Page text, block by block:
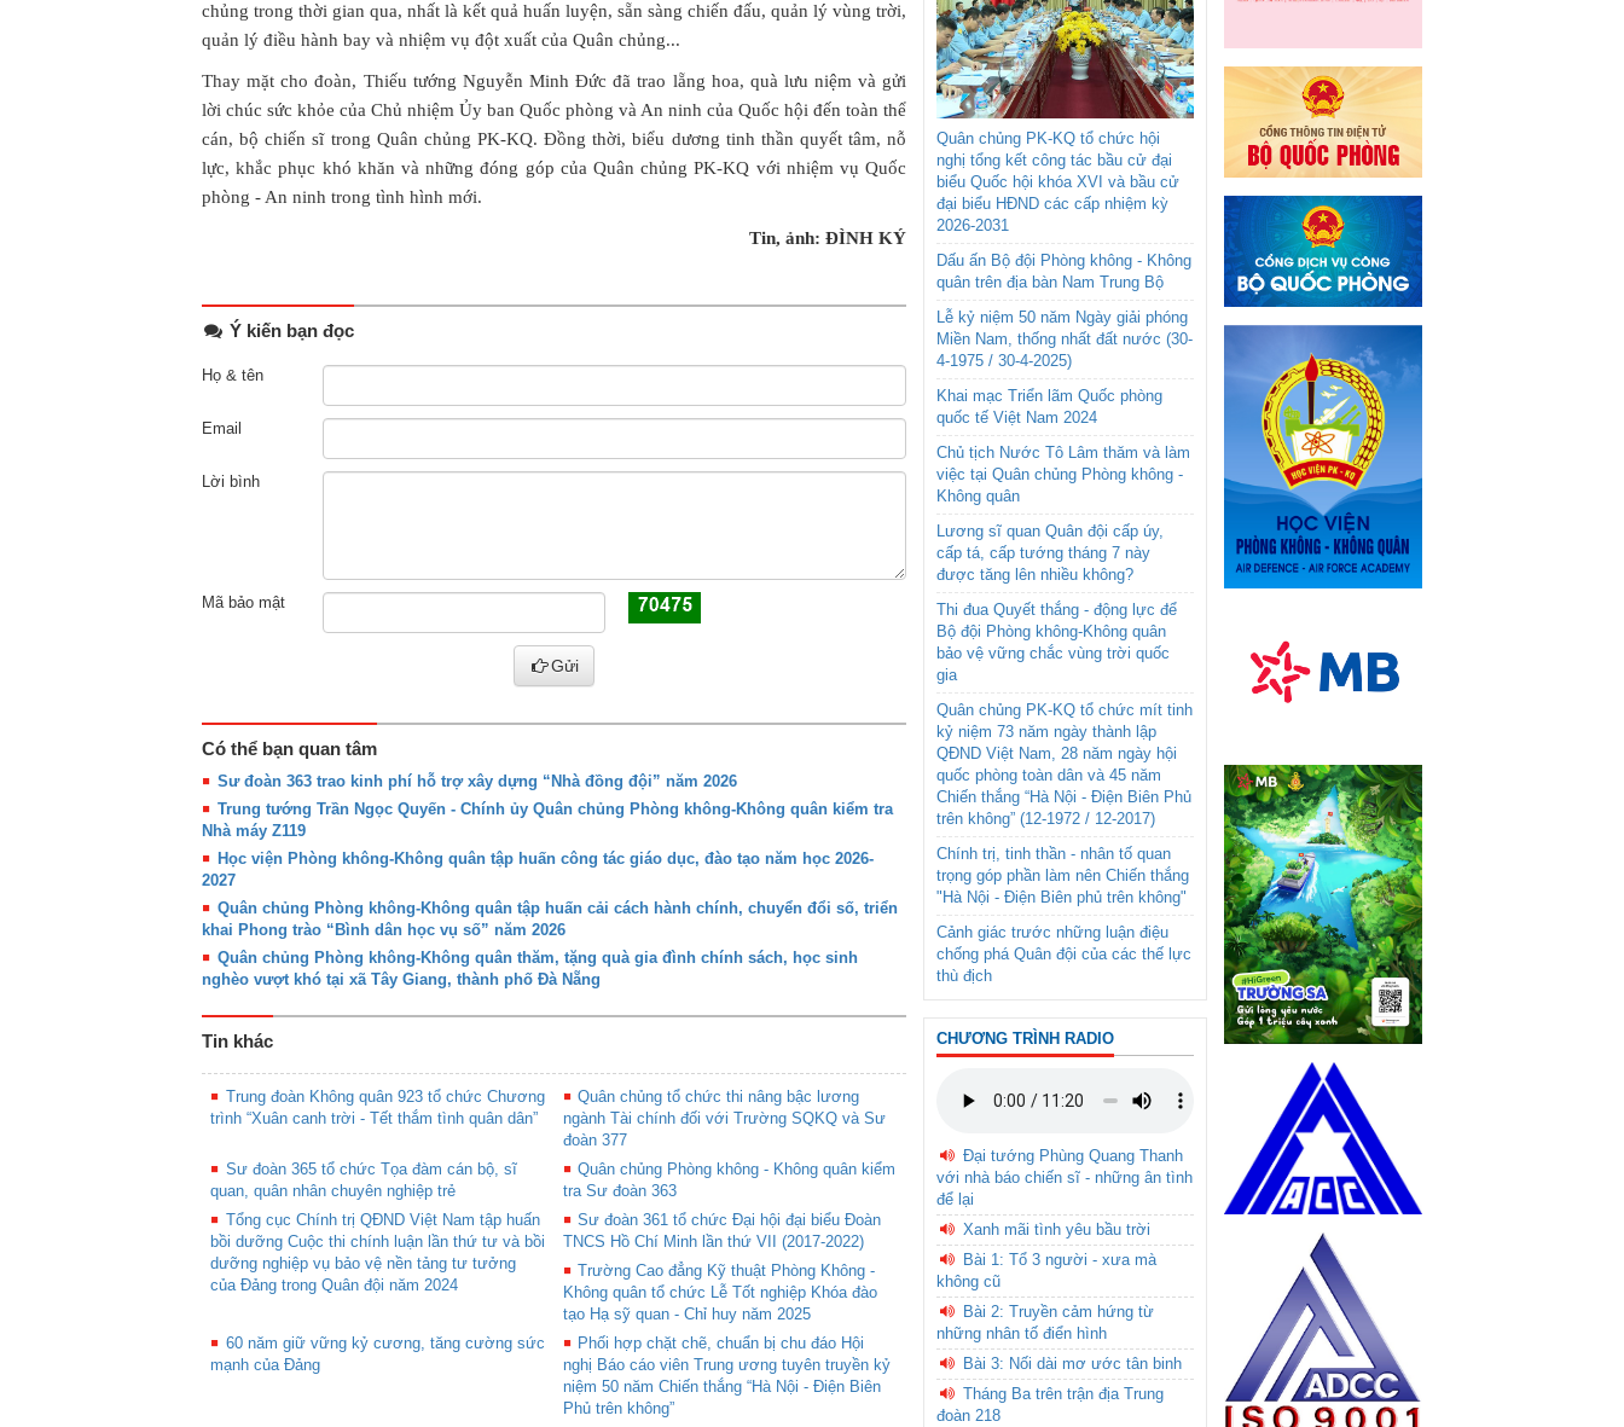
chủng trong thời gian qua, nhất là kết quả huấn luyện, sẵn sàng chiến đấu, quản lý vùng trời,
quản lý điều hành bay và nhiệm vụ đột xuất của Quân chủng...
Thay mặt cho đoàn, Thiếu tướng Nguyễn Minh Đức đã trao lẵng hoa, quà lưu niệm và gửi
lời chúc sức khỏe của Chủ nhiệm Ủy ban Quốc phòng và An ninh của Quốc hội đến toàn thể
cán, bộ chiến sĩ trong Quân chủng PK-KQ. Đồng thời, biểu dương tinh thần quyết tâm, nỗ
lực, khắc phục khó khăn và những đóng góp của Quân chủng PK-KQ với nhiệm vụ Quốc
phòng - An ninh trong tình hình mới.
Tin, ảnh: ĐÌNH KÝ
Ý kiến bạn đọc
Họ & tên
Email
Lời bình
Mã bảo mật
Gửi
Có thể bạn quan tâm
Sư đoàn 363 trao kinh phí hỗ trợ xây dựng “Nhà đồng đội” năm 2026
Trung tướng Trần Ngọc Quyến - Chính ủy Quân chủng Phòng không-Không quân kiểm tra
Nhà máy Z119
Học viện Phòng không-Không quân tập huấn công tác giáo dục, đào tạo năm học 2026-
2027
Quân chủng Phòng không-Không quân tập huấn cải cách hành chính, chuyển đổi số, triển
khai Phong trào “Bình dân học vụ số” năm 2026
Quân chủng Phòng không-Không quân thăm, tặng quà gia đình chính sách, học sinh
nghèo vượt khó tại xã Tây Giang, thành phố Đà Nẵng
Tin khác
Trung đoàn Không quân 923 tổ chức Chương
trình “Xuân canh trời - Tết thắm tình quân dân”
Quân chủng tổ chức thi nâng bậc lương
ngành Tài chính đối với Trường SQKQ và Sư
đoàn 377
Sư đoàn 365 tổ chức Tọa đàm cán bộ, sĩ
quan, quân nhân chuyên nghiệp trẻ
Quân chủng Phòng không - Không quân kiểm
tra Sư đoàn 363
Tổng cục Chính trị QĐND Việt Nam tập huấn
bồi dưỡng Cuộc thi chính luận lần thứ tư và bồi
dưỡng nghiệp vụ bảo vệ nền tảng tư tưởng
của Đảng trong Quân đội năm 2024
Sư đoàn 361 tổ chức Đại hội đại biểu Đoàn
TNCS Hồ Chí Minh lần thứ VII (2017-2022)
Trường Cao đẳng Kỹ thuật Phòng Không -
Không quân tổ chức Lễ Tốt nghiệp Khóa đào
tạo Hạ sỹ quan - Chỉ huy năm 2025
60 năm giữ vững kỷ cương, tăng cường sức
mạnh của Đảng
Phối hợp chặt chẽ, chuẩn bị chu đáo Hội
nghị Báo cáo viên Trung ương tuyên truyền kỷ
niệm 50 năm Chiến thắng “Hà Nội - Điện Biên
Phủ trên không”
Quân chủng PK-KQ tổ chức hội
nghị tổng kết công tác bầu cử đại
biểu Quốc hội khóa XVI và bầu cử
đại biểu HĐND các cấp nhiệm kỳ
2026-2031
Dấu ấn Bộ đội Phòng không - Không
quân trên địa bàn Nam Trung Bộ
Lễ kỷ niệm 50 năm Ngày giải phóng
Miền Nam, thống nhất đất nước (30-
4-1975 / 30-4-2025)
Khai mạc Triển lãm Quốc phòng
quốc tế Việt Nam 2024
Chủ tịch Nước Tô Lâm thăm và làm
việc tại Quân chủng Phòng không -
Không quân
Lương sĩ quan Quân đội cấp úy,
cấp tá, cấp tướng tháng 7 này
được tăng lên nhiều không?
Thi đua Quyết thắng - động lực để
Bộ đội Phòng không-Không quân
bảo vệ vững chắc vùng trời quốc
gia
Quân chủng PK-KQ tổ chức mít tinh
kỷ niệm 73 năm ngày thành lập
QĐND Việt Nam, 28 năm ngày hội
quốc phòng toàn dân và 45 năm
Chiến thắng “Hà Nội - Điện Biên Phủ
trên không” (12-1972 / 12-2017)
Chính trị, tinh thần - nhân tố quan
trọng góp phần làm nên Chiến thắng
"Hà Nội - Điện Biên phủ trên không"
Cảnh giác trước những luận điệu
chống phá Quân đội của các thế lực
thù địch
CHƯƠNG TRÌNH RADIO
Đại tướng Phùng Quang Thanh
với nhà báo chiến sĩ - những ân tình
để lại
Xanh mãi tình yêu bầu trời
Bài 1: Tổ 3 người - xưa mà
không cũ
Bài 2: Truyền cảm hứng từ
những nhân tố điển hình
Bài 3: Nối dài mơ ước tân binh
Tháng Ba trên trận địa Trung
đoàn 218